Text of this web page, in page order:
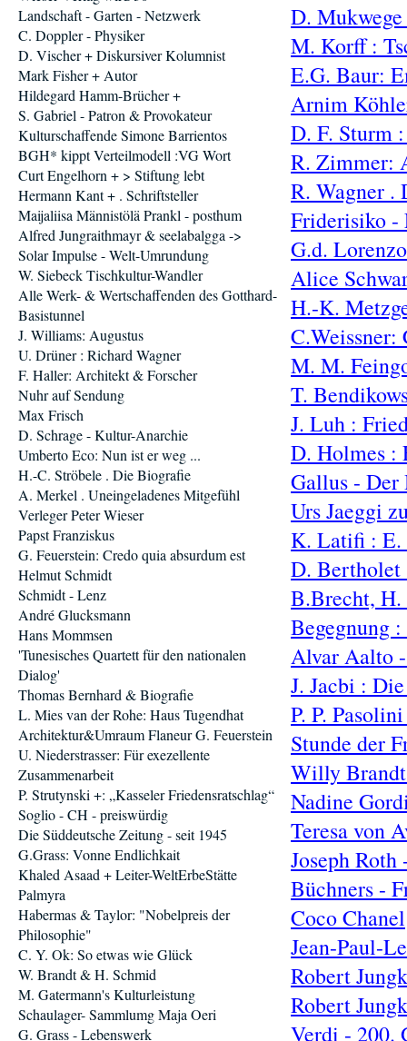
D.
M. Korff :
E.G. Baur:
Arnim
D. F. Sturm
R. Zimmer:
R. Wagner .
Friderisiko -
G.d.
Alice
H.-K.
C.Weissner:
M. M.
T.
J. Luh :
D. Holmes :
Gallus -
Urs Jaeggi
K. Latifi : E.
D. Bertholet
B.Brecht,
Begegnung
Alvar Aalto
J. Jacbi :
P. P.
Stunde der
Willy
Nadine
Teresa von
Joseph
Büchners -
Coco Chanel
Jean-Paul-
Robert
Robert
Verdi - 200.
Landschaft - Garten - Netzwerk
C. Doppler - Physiker
D. Vischer + Diskursiver Kolumnist
Mark Fisher + Autor
Hildegard Hamm-Brücher +
S. Gabriel - Patron & Provokateur
Kulturschaffende Simone Barrientos
BGH* kippt Verteilmodell :VG Wort
Curt Engelhorn + > Stiftung lebt
Hermann Kant + . Schriftsteller
Maijaliisa Männistölä Prankl - posthum
Alfred Jungraithmayr & seelabalgga ->
Solar Impulse - Welt-Umrundung
W. Siebeck Tischkultur-Wandler
Alle Werk- & Wertschaffenden des Gotthard-
Basistunnel
J. Williams: Augustus
U. Drüner : Richard Wagner
F. Haller: Architekt & Forscher
Nuhr auf Sendung
Max Frisch
D. Schrage - Kultur-Anarchie
Umberto Eco: Nun ist er weg ...
H.-C. Ströbele . Die Biografie
A. Merkel . Uneingeladenes Mitgefühl
Verleger Peter Wieser
Papst Franziskus
G. Feuerstein: Credo quia absurdum est
Helmut Schmidt
Schmidt - Lenz
André Glucksmann
Hans Mommsen
'Tunesisches Quartett für den nationalen
Dialog'
Thomas Bernhard & Biografie
L. Mies van der Rohe: Haus Tugendhat
Architektur&Umraum Flaneur G. Feuerstein
U. Niederstrasser: Für exezellente
Zusammenarbeit
P. Strutynski +: „Kasseler Friedensratschlag“
Soglio - CH - preiswürdig
Die Süddeutsche Zeitung - seit 1945
G.Grass: Vonne Endlichkait
Khaled Asaad + Leiter-WeltErbeStätte
Palmyra
Habermas & Taylor: "Nobelpreis der
Philosophie"
C. Y. Ok: So etwas wie Glück
W. Brandt & H. Schmid
M. Gatermann's Kulturleistung
Schaulager- Sammlumg Maja Oeri
G. Grass - Lebenswerk